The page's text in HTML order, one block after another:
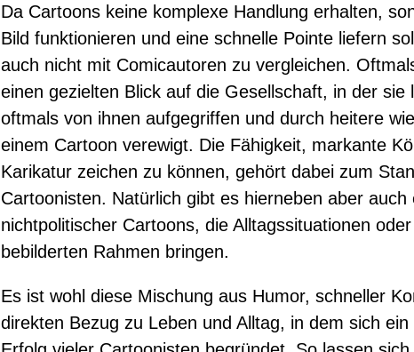
Da Cartoons keine komplexe Handlung erhalten,
Bild funktionieren und eine schnelle Pointe liefern
auch nicht mit Comicautoren zu vergleichen.
einen gezielten Blick auf die Gesellschaft, in der sie
oftmals von ihnen aufgegriffen und durch heitere
einem Cartoon verewigt. Die Fähigkeit, markante
Karikatur zeichen zu können, gehört dabei zum
Cartoonisten. Natürlich gibt es hierneben aber auch
nichtpolitischer Cartoons, die Alltagssituationen
bebilderten Rahmen bringen.
Es ist wohl diese Mischung aus Humor, schneller
direkten Bezug zu Leben und Alltag, in dem sich